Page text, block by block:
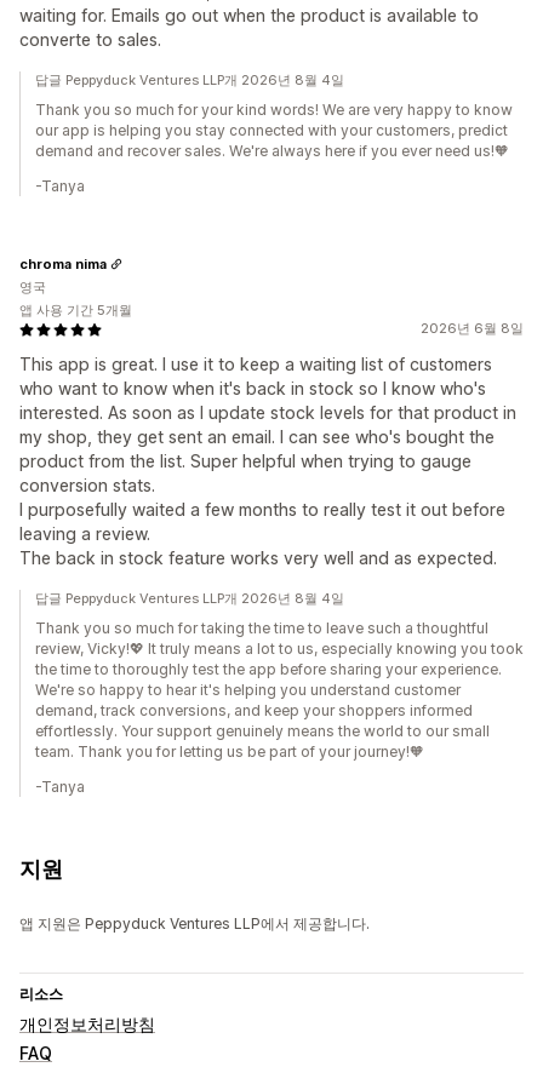
waiting for. Emails go out when the product is available to
converte to sales.
답글 Peppyduck Ventures LLP개 2026년 8월 4일
Thank you so much for your kind words! We are very happy to know
our app is helping you stay connected with your customers, predict
demand and recover sales. We're always here if you ever need us!🧡
-Tanya
2026년 6월 8일
This app is great. I use it to keep a waiting list of customers
who want to know when it's back in stock so I know who's
interested. As soon as I update stock levels for that product in
my shop, they get sent an email. I can see who's bought the
product from the list. Super helpful when trying to gauge
conversion stats.
I purposefully waited a few months to really test it out before
leaving a review.
The back in stock feature works very well and as expected.
chroma nima
영국
앱 사용 기간 5개월
답글 Peppyduck Ventures LLP개 2026년 8월 4일
Thank you so much for taking the time to leave such a thoughtful
review, Vicky!💖 It truly means a lot to us, especially knowing you took
the time to thoroughly test the app before sharing your experience.
We're so happy to hear it's helping you understand customer
demand, track conversions, and keep your shoppers informed
effortlessly. Your support genuinely means the world to our small
team. Thank you for letting us be part of your journey!🧡
-Tanya
지원
앱 지원은 Peppyduck Ventures LLP에서 제공합니다.
리소스
개인정보처리방침
FAQ